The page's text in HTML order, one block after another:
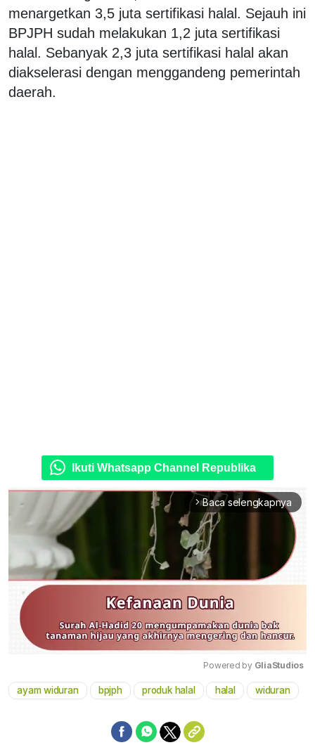
menargetkan 3,5 juta sertifikasi halal. Sejauh ini
BPJPH sudah melakukan 1,2 juta sertifikasi
halal. Sebanyak 2,3 juta sertifikasi halal akan
diakselerasi dengan menggandeng pemerintah
daerah.
Ikuti Whatsapp Channel Republika
arrow_forward_ios Baca selengkapnya
Mute
Powered by GliaStudios
ayam widuran bpjph produk halal halal widuran